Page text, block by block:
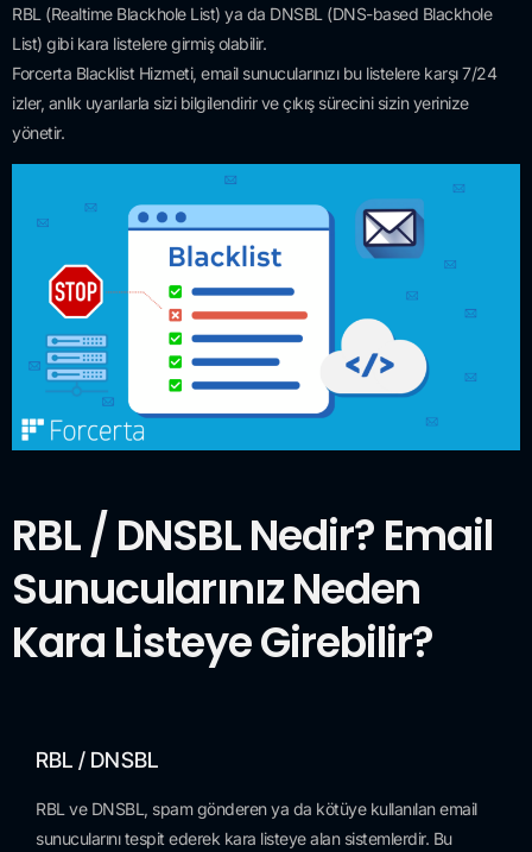
RBL (Realtime Blackhole List) ya da DNSBL (DNS-based Blackhole
List) gibi kara listelere girmiş olabilir.
Forcerta Blacklist Hizmeti, email sunucularınızı bu listelere karşı 7/24
izler, anlık uyarılarla sizi bilgilendirir ve çıkış sürecini sizin yerinize
yönetir.
RBL / DNSBL Nedir? Email
Sunucularınız Neden
Kara Listeye Girebilir?
RBL / DNSBL
RBL ve DNSBL, spam gönderen ya da kötüye kullanılan email
sunucularını tespit ederek kara listeye alan sistemlerdir. Bu